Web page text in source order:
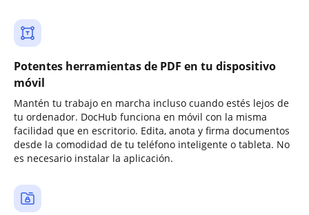
Potentes herramientas de PDF en tu dispositivo
móvil
Mantén tu trabajo en marcha incluso cuando estés lejos de
tu ordenador. DocHub funciona en móvil con la misma
facilidad que en escritorio. Edita, anota y firma documentos
desde la comodidad de tu teléfono inteligente o tableta. No
es necesario instalar la aplicación.